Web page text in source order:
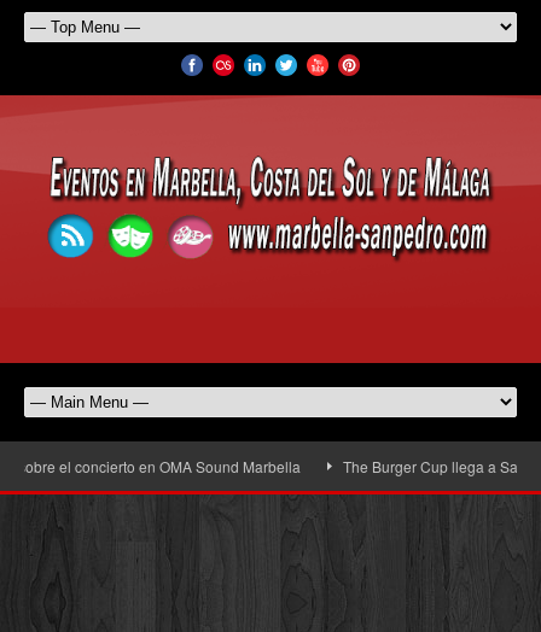
el concierto en OMA Sound Marbella The Burger Cup llega a San